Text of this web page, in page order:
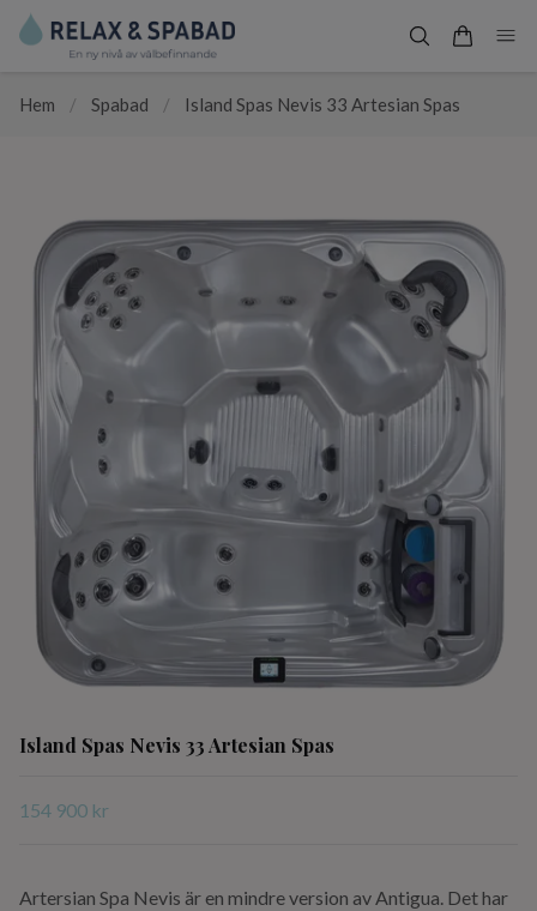
Hem / Spabad / Island Spas Nevis 33 Artesian Spas
Island Spas Nevis 33 Artesian Spas
154 900 kr
Artersian Spa Nevis är en mindre version av Antigua. Det har